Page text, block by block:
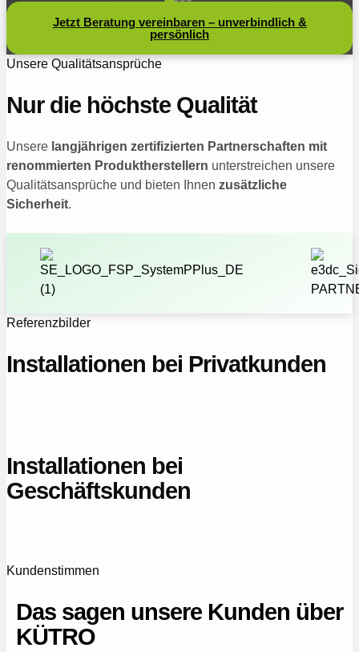
Jetzt Beratung vereinbaren – unverbindlich &
persönlich
Unsere Qualitätsansprüche
Nur die höchste Qualität
Unsere langjährigen zertifizierten Partnerschaften mit
renommierten Produktherstellern unterstreichen unsere
Qualitätsansprüche und bieten Ihnen zusätzliche
Sicherheit.
Referenzbilder
Installationen bei Privatkunden
Installationen bei
Geschäftskunden
Kundenstimmen
Das sagen unsere Kunden über
KÜTRO